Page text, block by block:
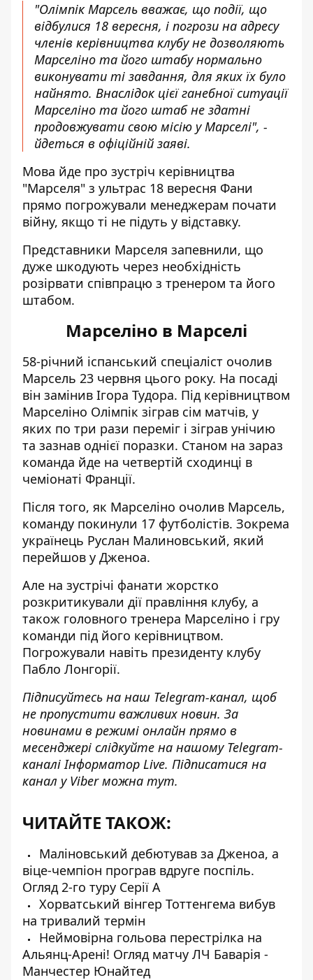
"Олімпік Марсель вважає, що події, що
відбулися 18 вересня, і погрози на адресу
членів керівництва клубу не дозволяють
Марселіно та його штабу нормально
виконувати ті завдання, для яких їх було
найнято. Внаслідок цієї ганебної ситуації
Марселіно та його штаб не здатні
продовжувати свою місію у Марселі", -
йдеться в офіційній заяві.
Мова йде про зустріч керівництва
"Марселя" з ультрас 18 вересня Фани
прямо погрожували менеджерам почати
війну, якщо ті не підуть у відставку.
Представники Марселя запевнили, що
дуже шкодують через необхідність
розірвати співпрацю з тренером та його
штабом.
Марселіно в Марселі
58-річний іспанський спеціаліст очолив
Марсель 23 червня цього року. На посаді
він замінив Ігора Тудора. Під керівництвом
Марселіно Олімпік зіграв сім матчів, у
яких по три рази переміг і зіграв унічию
та зазнав однієї поразки. Станом на зараз
команда йде на четвертій сходинці в
чеміонаті Франції.
Після того, як Марселіно очолив Марсель,
команду покинули 17 футболістів. Зокрема
українець Руслан Малиновський, який
перейшов у Дженоа.
Але на зустрічі фанати жорстко
розкритикували дії правління клубу, а
також головного тренера Марселіно і гру
команди під його керівництвом.
Погрожували навіть президенту клубу
Пабло Лонгорії.
Підписуйтесь на наш Telegram-канал, щоб
не пропустити важливих новин. За
новинами в режимі онлайн прямо в
месенджері слідкуйте на нашому Telegram-
каналіІнформатор Live. Підписатися на
канал у Viber можна тут.
ЧИТАЙТЕ ТАКОЖ:
Маліновський дебютував за Дженоа, а
віце-чемпіон програв вдруге поспіль.
Огляд 2-го туру Серії А
Хорватський вінгер Тоттенгема вибув
на тривалий термін
Неймовірна гольова перестрілка на
Альянц-Арені! Огляд матчу ЛЧ Баварія -
Манчестер Юнайтед